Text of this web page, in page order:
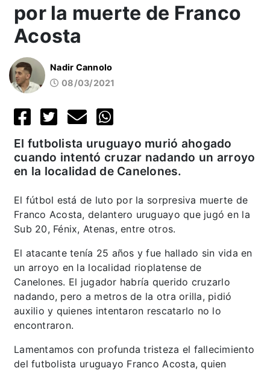
por la muerte de Franco
Acosta
Nadir Cannolo
08/03/2021
El futbolista uruguayo murió ahogado
cuando intentó cruzar nadando un arroyo
en la localidad de Canelones.
El fútbol está de luto por la sorpresiva muerte de
Franco Acosta, delantero uruguayo que jugó en la
Sub 20, Fénix, Atenas, entre otros.
El atacante tenía 25 años y fue hallado sin vida en
un arroyo en la localidad rioplatense de
Canelones. El jugador habría querido cruzarlo
nadando, pero a metros de la otra orilla, pidió
auxilio y quienes intentaron rescatarlo no lo
encontraron.
Lamentamos con profunda tristeza el fallecimiento
del futbolista uruguayo Franco Acosta, quien